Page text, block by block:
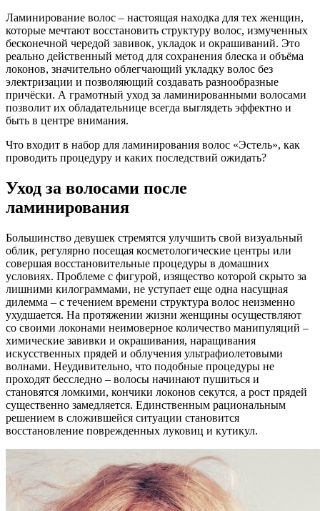
Ламинирование волос – настоящая находка для тех женщин,
которые мечтают восстановить структуру волос, измученных
бесконечной чередой завивок, укладок и окрашиваний. Это
реально действенный метод для сохранения блеска и объёма
локонов, значительно облегчающий укладку волос без
электризации и позволяющий создавать разнообразные
причёски. А грамотный уход за ламинированными волосами
позволит их обладательнице всегда выглядеть эффектно и
быть в центре внимания.
Что входит в набор для ламинирования волос «Эстель», как
проводить процедуру и каких последствий ожидать?
Уход за волосами после
ламинирования
Большинство девушек стремятся улучшить свой визуальный
облик, регулярно посещая косметологические центры или
совершая восстановительные процедуры в домашних
условиях. Проблеме с фигурой, изящество которой скрыто за
лишними килограммами, не уступает еще одна насущная
дилемма – с течением времени структура волос неизменно
ухудшается. На протяжении жизни женщины осуществляют
со своими локонами неимоверное количество манипуляций –
химические завивки и окрашивания, наращивания
искусственных прядей и облучения ультрафиолетовыми
волнами. Неудивительно, что подобные процедуры не
проходят бесследно – волосы начинают пушиться и
становятся ломкими, кончики локонов секутся, а рост прядей
существенно замедляется. Единственным рациональным
решением в сложившейся ситуации становится
восстановление поврежденных луковиц и кутикул.